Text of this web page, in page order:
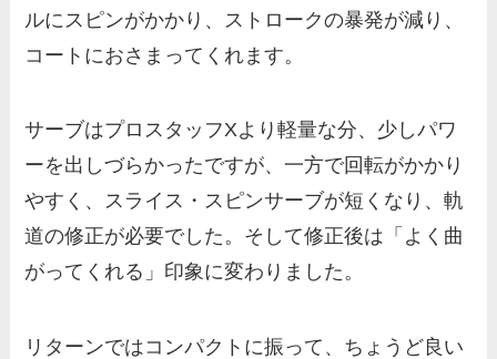
ルにスピンがかかり、ストロークの暴発が減り、
コートにおさまってくれます。
サーブはプロスタッフXより軽量な分、少しパワ
ーを出しづらかったですが、一方で回転がかかり
やすく、スライス・スピンサーブが短くなり、軌
道の修正が必要でした。そして修正後は「よく曲
がってくれる」印象に変わりました。
リターンではコンパクトに振って、ちょうど良い